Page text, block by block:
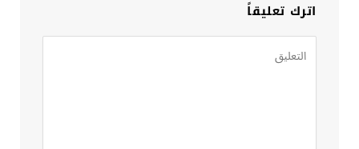
اترك تعليقاً